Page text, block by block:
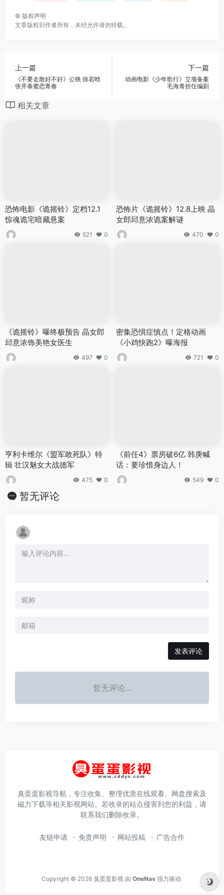
© 版权声明
文章版权归作者所有，未经允许请勿转载。
上一篇
《不要走散好不好》公映 徐若晗
张开泰蜜恋青春
下一篇
动画电影《少年歌行》立项备案
毛海青担任编剧
相关文章
恐怖电影《诡摇铃》定档12.1
惊魂诡宅暗藏悬案
521 0
恐怖片《诡摇铃》12.8上映 晶
女郎邱意浓诡案解谜
470 0
《诡摇铃》曝终极预告 晶女郎
邱意浓饰美艳女医生
497 0
密集恐惧症慎点！定格动画
《小鸡快跑2》曝海报
721 0
亨利卡维尔《盟军敢死队》特
辑 壮汉魅女大战德军
475 0
《前任4》票房破6亿 韩庚喊
话：要珍惜身边人！
549 0
暂无评论
发表评论
暂无评论...
臭蛋蛋影视导航，专注收集、整理优质在线观看、网盘搜索及
磁力下载等相关影视网站。若收录的站点侵害到您的利益，请
联系我们删除收录。
友链申请 免责声明 网站投稿 广告合作
Copyright © 2026 臭蛋蛋影视 由 OneNav 强力驱动